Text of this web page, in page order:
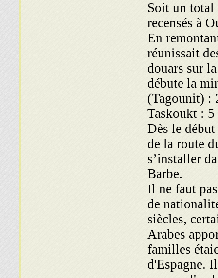
Soit un total
recensés à
En
réunissait
douars sur
débute la
(Tagounit) :
Taskoukt :
Dès le
de la route
s’installer
Barbe.
Il ne faut
de
siècles,
Arabes
familles
d'Espagne.